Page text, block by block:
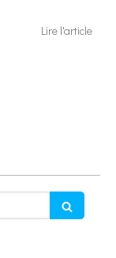
Lire l'article